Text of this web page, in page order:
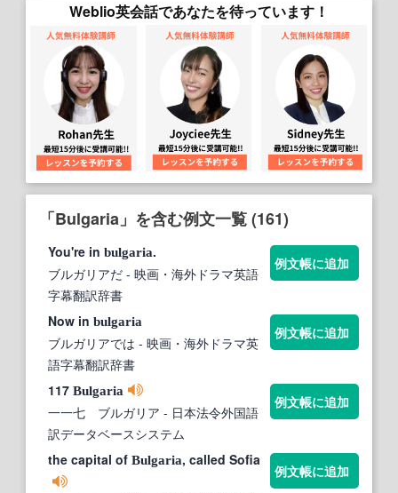
Weblio英会話であなたを待っています！
「Bulgaria」を含む例文一覧 (161)
You're in bulgaria.
ブルガリアだ - 映画・海外ドラマ英語
字幕翻訳辞書
例文帳に追加
Now in bulgaria
ブルガリアでは - 映画・海外ドラマ英
語字幕翻訳辞書
例文帳に追加
117 Bulgaria
一一七 ブルガリア - 日本法令外国語
訳データベースシステム
例文帳に追加
the capital of Bulgaria, called Sofia
例文帳に追加